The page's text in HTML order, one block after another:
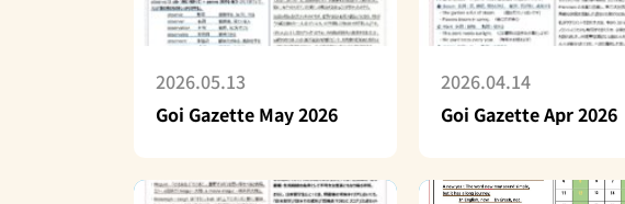
2026.05.13
Goi Gazette May 2026
2026.04.14
Goi Gazette Apr 2026